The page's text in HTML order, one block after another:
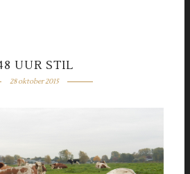
UUR STIL
28 oktober 2015